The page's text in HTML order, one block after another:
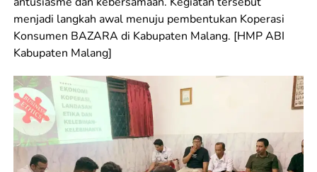
menjadi langkah awal menuju pembentukan Koperasi
Konsumen BAZARA di Kabupaten Malang. [HMP ABI
Kabupaten Malang]